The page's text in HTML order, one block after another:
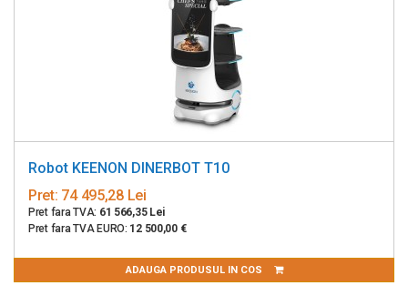
Robot KEENON DINERBOT T10
Pret: 74 495,28 Lei
Pret fara TVA: 61 566,35 Lei
Pret fara TVA EURO: 12 500,00 €
ADAUGA PRODUSUL IN COS